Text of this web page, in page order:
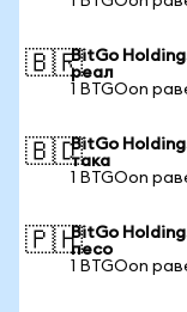
🇧🇷BitGo
реал
1 BTGOon
🇧🇩BitGo
така
1 BTGOon
🇵🇭BitGo
песо
1 BTGOon